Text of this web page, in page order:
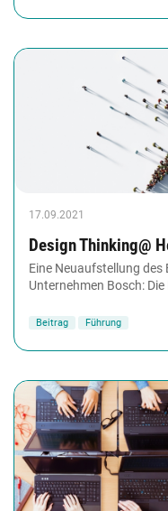
17.09.2021
Design Thinking@
Eine Neuaufstellung
Unternehmen Bosch:
Beitrag Führung